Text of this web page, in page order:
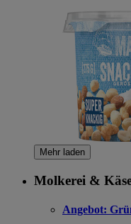
Mehr laden
Molkerei &
Angebot: